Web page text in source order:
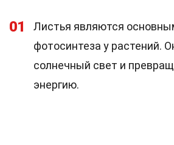
01
Листья являются
фотосинтеза у растений.
солнечный свет и
энергию.